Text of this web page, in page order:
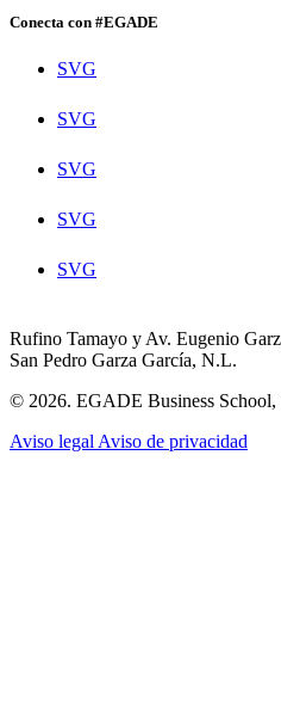
Conecta con #EGADE
SVG
SVG
SVG
SVG
SVG
Rufino Tamayo y Av. Eugenio
San Pedro Garza García, N.L.
© 2026. EGADE Business School,
Aviso legal Aviso de privacidad